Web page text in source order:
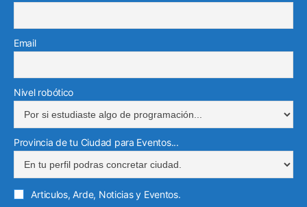
Email
Nivel robótico
Provincia de tu Ciudad para Eventos...
Articulos, Arde, Noticias y Eventos.